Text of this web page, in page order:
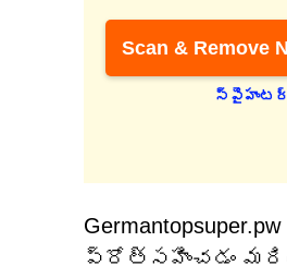
Scan & Remove
స్పైహంటర్
ప్రోత్సహించడం